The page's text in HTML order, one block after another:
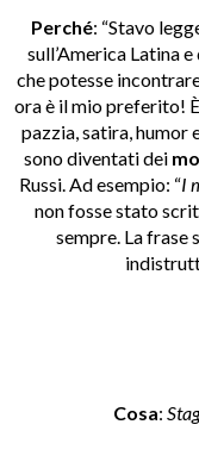
Perché: “Stavo
sull’America Latina
che potesse
ora è il mio preferito!
pazzia, satira, humor
sono diventati dei
Russi. Ad esempio: “I
non fosse stato
sempre. La frase
Cosa: